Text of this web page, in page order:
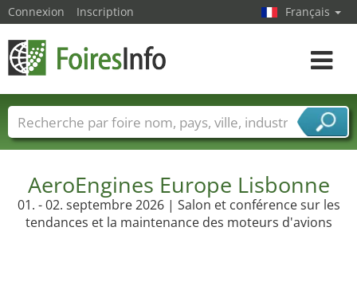
AeroEngines Europe Lisbonne
01. - 02. septembre 2026 | Salon et conférence sur les
tendances et la maintenance des moteurs d'avions
Connexion Inscription Français
Toggle
Foire noms Pays Villes
Secteurs de foire